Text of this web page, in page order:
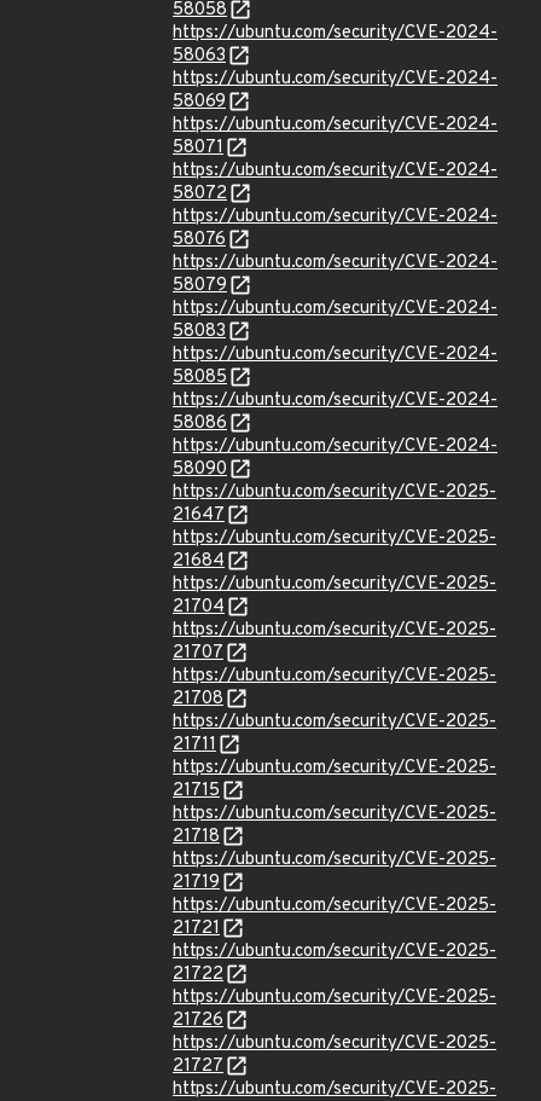
58058
https://ubuntu.com/security/CVE-2024-
58063
https://ubuntu.com/security/CVE-2024-
58069
https://ubuntu.com/security/CVE-2024-
58071
https://ubuntu.com/security/CVE-2024-
58072
https://ubuntu.com/security/CVE-2024-
58076
https://ubuntu.com/security/CVE-2024-
58079
https://ubuntu.com/security/CVE-2024-
58083
https://ubuntu.com/security/CVE-2024-
58085
https://ubuntu.com/security/CVE-2024-
58086
https://ubuntu.com/security/CVE-2024-
58090
https://ubuntu.com/security/CVE-2025-
21647
https://ubuntu.com/security/CVE-2025-
21684
https://ubuntu.com/security/CVE-2025-
21704
https://ubuntu.com/security/CVE-2025-
21707
https://ubuntu.com/security/CVE-2025-
21708
https://ubuntu.com/security/CVE-2025-
21711
https://ubuntu.com/security/CVE-2025-
21715
https://ubuntu.com/security/CVE-2025-
21718
https://ubuntu.com/security/CVE-2025-
21719
https://ubuntu.com/security/CVE-2025-
21721
https://ubuntu.com/security/CVE-2025-
21722
https://ubuntu.com/security/CVE-2025-
21726
https://ubuntu.com/security/CVE-2025-
21727
https://ubuntu.com/security/CVE-2025-